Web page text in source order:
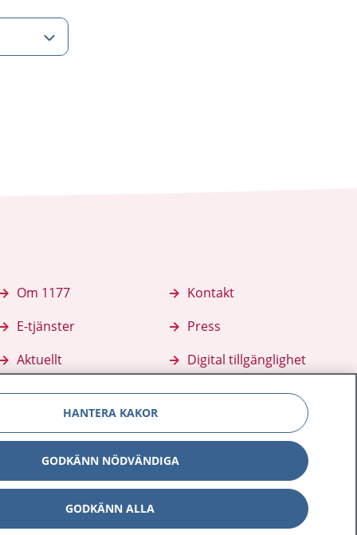
Om 1177
E-tjänster
Aktuellt
Kontakt
Press
Digital tillgänglighet
personuppgifterHantering av kakor Inställningar för kakor
HANTERA KAKOR
GODKÄNN NÖDVÄNDIGA
GODKÄNN ALLA